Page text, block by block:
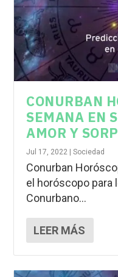
CONURBAN
SEMANA EN
AMOR Y
Jul 17, 2022 |Sociedad
Conurban
el horóscopo para
Conurbano...
LEER MÁS